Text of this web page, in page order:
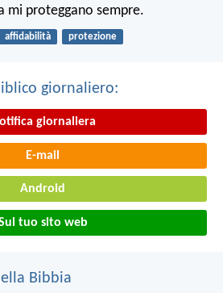
mi proteggano sempre.
affidabilità protezione
giornaliero:
giornaliera
E-mail
Android
tuo sito web
Bibbia